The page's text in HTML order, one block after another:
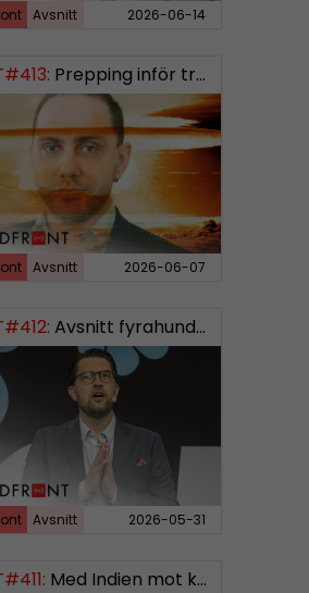
Avsnitt 2026-06-14
Prepping inför tredje världskriget
Avsnitt 2026-06-07
Avsnitt fyrahundratolv SWISH: 0700738064
Avsnitt 2026-05-31
Med Indien mot kosmos SWISH: 0700738064